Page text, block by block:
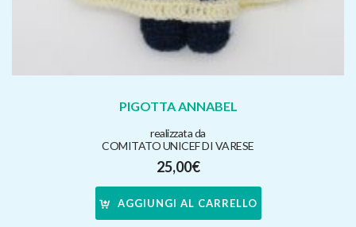
PIGOTTA ANNABEL
realizzata da
COMITATO UNICEF DI VARESE
25,00€
AGGIUNGI AL CARRELLO